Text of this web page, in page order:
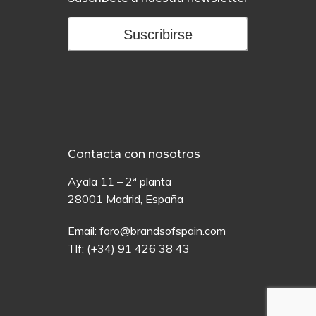
Suscribirse
Contacta con nosotros
Ayala 11 – 2ª planta
28001 Madrid, España
Email: foro@brandsofspain.com
Tlf: (+34) 91 426 38 43